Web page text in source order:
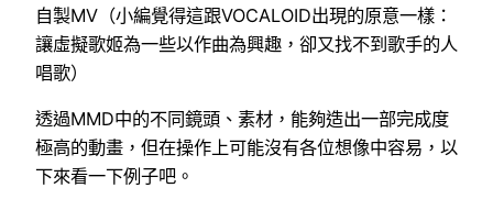
自製MV（小編覺得這跟VOCALOID出現的原意一樣：
讓虛擬歌姬為一些以作曲為興趣，卻又找不到歌手的人
唱歌）
透過MMD中的不同鏡頭、素材，能夠造出一部完成度
極高的動畫，但在操作上可能沒有各位想像中容易，以
下來看一下例子吧。